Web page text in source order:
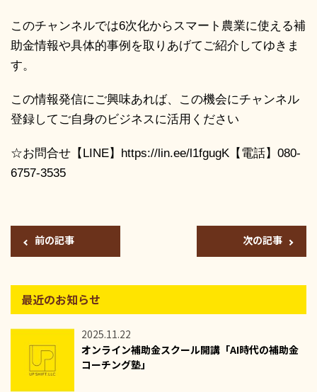
このチャンネルでは6次化からスマート農業に使える補
助金情報や具体的事例を取りあげてご紹介してゆきま
す。
この情報発信にご興味あれば、この機会にチャンネル
登録してご自身のビジネスに活用ください
☆お問合せ【LINE】https://lin.ee/l1fgugK【電話】080-
6757-3535
前の記事 次の記事
最近のお知らせ
2025.11.22
オンライン補助金スクール開講「AI時代の補助金
コーチング塾」